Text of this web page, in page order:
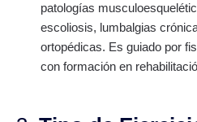
patologías
escoliosis, lumbalgias
ortopédicas. Es guiado por
con formación en